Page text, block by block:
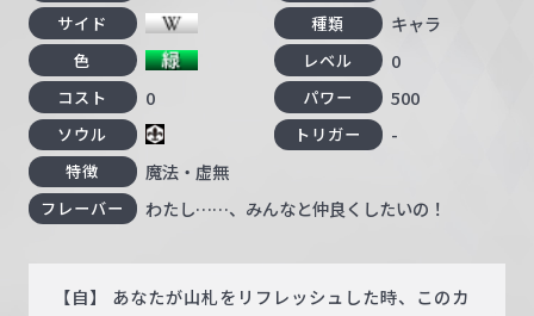
サイド 種類 キャラ
色 レベル 0
コスト 0 パワー 500
ソウル トリガー -
特徴 魔法・虚無
フレーバー わたし……、みんなと仲良くしたいの！
【自】 あなたが山札をリフレッシュした時、このカ